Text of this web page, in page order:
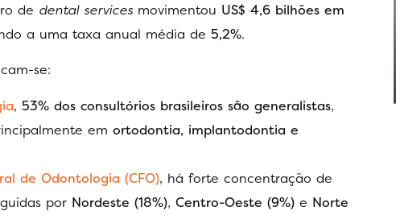
de dental services movimentou US$ 4,6 bilhões em
a uma taxa anual média de 5,2%.
se:
, 53% dos consultórios brasileiros são generalistas,
em ortodontia, implantodontia e
de Odontologia (CFO), há forte concentração de
por Nordeste (18%), Centro-Oeste (9%) e Norte